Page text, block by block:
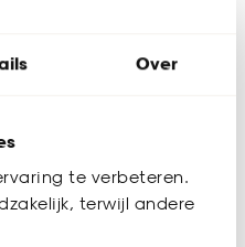
Over
te verbeteren.
terwijl andere
bij de rest van
welke
ben je 100% zeker van de
binnen 2 à 3 werkdagen